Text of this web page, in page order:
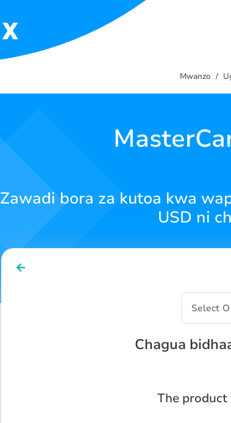
Mwanzo
Zawadi bora za kutoa kwa
USD ni
Chagua
The